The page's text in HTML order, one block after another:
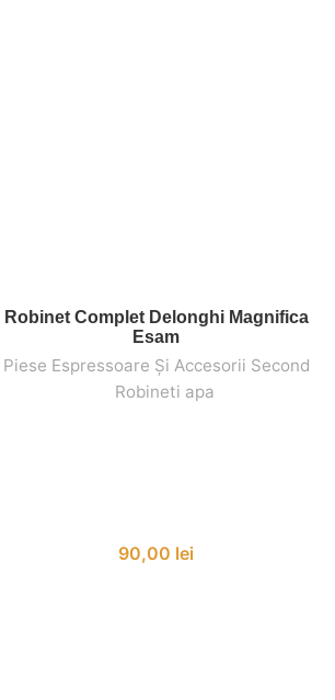
ADAUGĂ ÎN COȘ
Robinet Complet Delonghi Magnifica
Esam
Piese Espressoare Și Accesorii Second
Robineti apa
90,00 lei